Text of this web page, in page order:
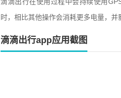
时，相比其他操作会消耗更多电量，并
滴滴出行app应用截图